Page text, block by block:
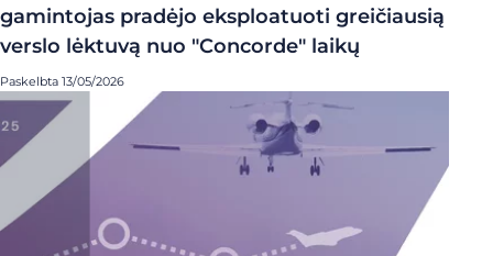
gamintojas pradėjo eksploatuoti greičiausią
verslo lėktuvą nuo "Concorde" laikų
Paskelbta 13/05/2026